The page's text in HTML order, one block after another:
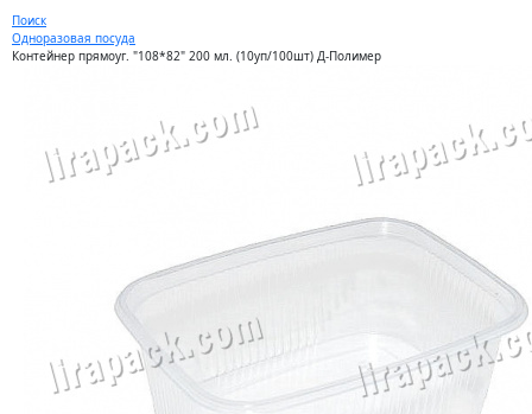
Поиск
Одноразовая посуда
Контейнер прямоуг. "108*82" 200 мл. (10уп/100шт) Д-Полимер